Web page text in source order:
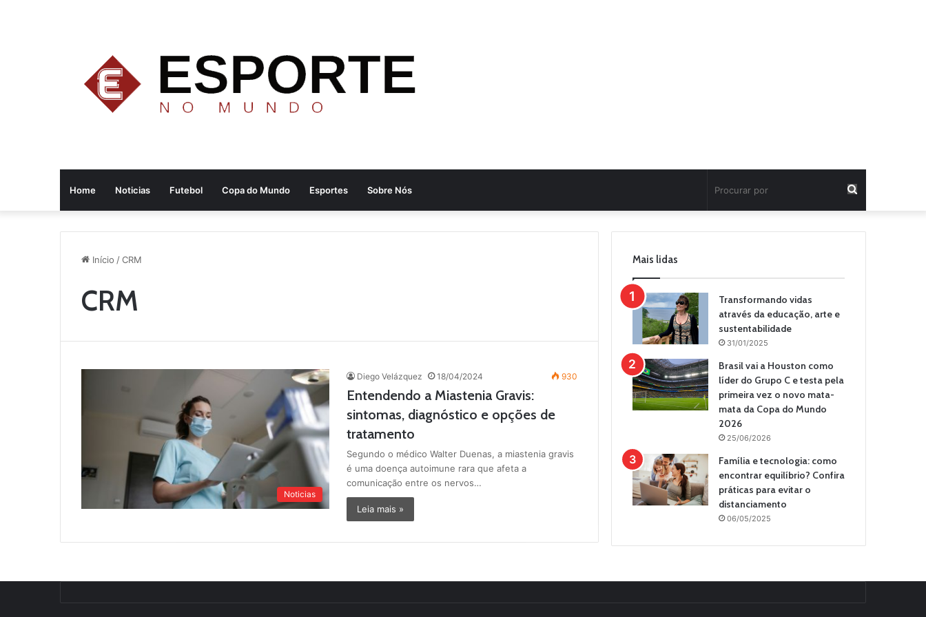
Home Noticias Futebol Copa do Mundo Esportes Sobre Nós
por
Início /CRM
CRM
Noticias
Diego Velázquez 18/04/2024 930
Entendendo a Miastenia Gravis:
sintomas, diagnóstico e opções de
tratamento
Segundo o médico Walter Duenas, a miastenia gravis
é uma doença autoimune rara que afeta a
comunicação entre os nervos…
Leia mais »
Mais lidas
Transformando vidas
através da educação, arte e
sustentabilidade
31/01/2025
Brasil vai a Houston como
líder do Grupo C e testa pela
primeira vez o novo mata-
mata da Copa do Mundo
2026
25/06/2026
Família e tecnologia: como
encontrar equilíbrio? Confira
práticas para evitar o
distanciamento
06/05/2025